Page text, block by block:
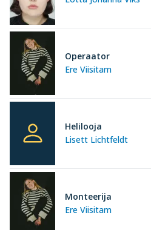
Ere Viisitam
Operaator
Lisett Lichtfeldt
Helilooja
Ere Viisitam
Monteerija